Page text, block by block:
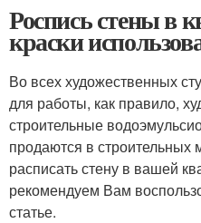
Роспись стены в
краски
Во всех художественных
для работы, как правило,
строительные
продаются в строительных
расписать стену в вашей
рекомендуем Вам
статье.